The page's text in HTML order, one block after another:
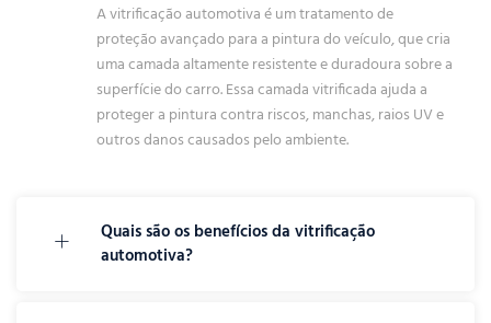
A vitrificação automotiva é um tratamento de
proteção avançado para a pintura do veículo, que cria
uma camada altamente resistente e duradoura sobre a
superfície do carro. Essa camada vitrificada ajuda a
proteger a pintura contra riscos, manchas, raios UV e
outros danos causados pelo ambiente.
Quais são os benefícios da vitrificação
automotiva?